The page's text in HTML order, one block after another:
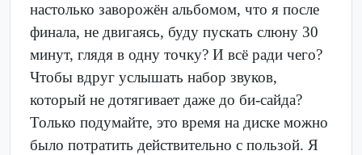
настолько заворожён альбомом, что я после
финала, не двигаясь, буду пускать слюну 30
минут, глядя в одну точку? И всё ради чего?
Чтобы вдруг услышать набор звуков,
который не дотягивает даже до би-сайда?
Только подумайте, это время на диске можно
было потратить действительно с пользой. Я